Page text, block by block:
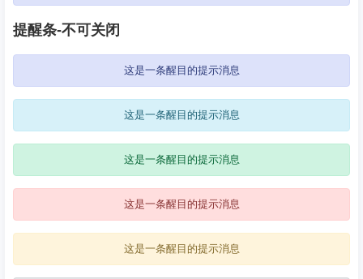
提醒条-不可关闭
这是一条醒目的提示消息
这是一条醒目的提示消息
这是一条醒目的提示消息
这是一条醒目的提示消息
这是一条醒目的提示消息